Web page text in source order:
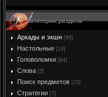
Категории раздела
Аркады и экшн [86]
Настольные [14]
Головоломки [64]
Слова [5]
Поиск предметов [23]
Стратегии [7]